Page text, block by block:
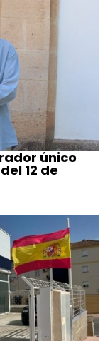
único
12 de